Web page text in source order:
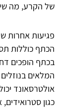
של הקרע, מה
פגיעות אחרות
הכתף כוללות
בכתף הופכים
המלאים
אולטרסאונד
כגון